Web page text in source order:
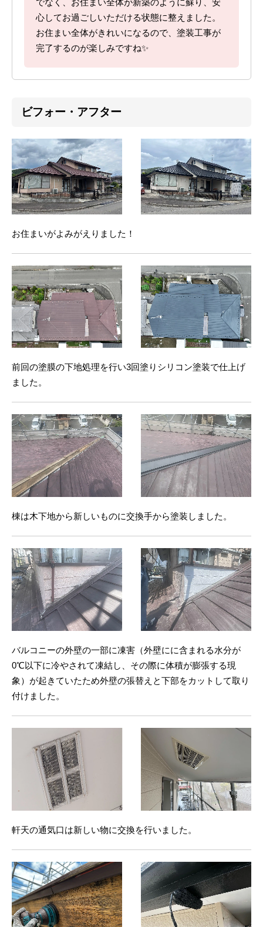
でなく、お住まい全体が新築のように蘇り、安
心してお過ごしいただける状態に整えました。
お住まい全体がきれいになるので、塗装工事が
完了するのが楽しみですね✨
ビフォー・アフター
お住まいがよみがえりました！
前回の塗膜の下地処理を行い3回塗りシリコン塗装で仕上げ
ました。
棟は木下地から新しいものに交換手から塗装しました。
バルコニーの外壁の一部に凍害（外壁にに含まれる水分が
0℃以下に冷やされて凍結し、その際に体積が膨張する現
象）が起きていたため外壁の張替えと下部をカットして取り
付けました。
軒天の通気口は新しい物に交換を行いました。